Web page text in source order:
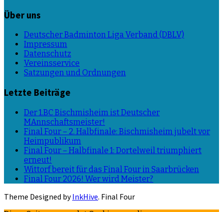
Über uns
Deutscher Badminton Liga Verband (DBLV)
Impressum
Datenschutz
Vereinsservice
Satzungen und Ordnungen
Letzte Beiträge
Der 1.BC Bischmisheim ist Deutscher
MAnnschaftsmeister!
Final Four – 2. Halbfinale: Bischmisheim jubelt vor
Heimpublikum
Final Four – Halbfinale 1: Dortelweil triumphiert
erneut!
Wittorf bereit für das Final Four in Saarbrücken
Final Four 2026! Wer wird Meister?
Theme Designed byInkHive. Final Four